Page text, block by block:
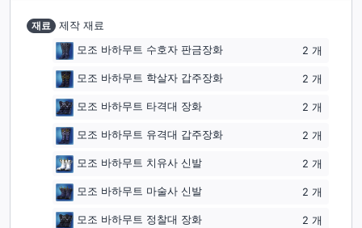
재료
제작 재료
모조 바하무트 수호자 판금장화
2 개
모조 바하무트 학살자 갑주장화 2 개
모조 바하무트 타격대 장화 2 개
모조 바하무트 유격대 갑주장화 2 개
모조 바하무트 치유사 신발 2 개
모조 바하무트 마술사 신발 2 개
모조 바하무트 정찰대 장화 2 개